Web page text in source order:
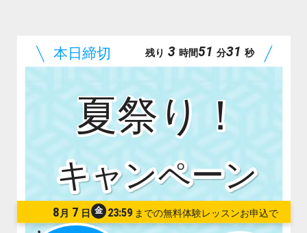
夏祭り！
8 月 7 日 金23:59
残り 3 時間51 分29 秒